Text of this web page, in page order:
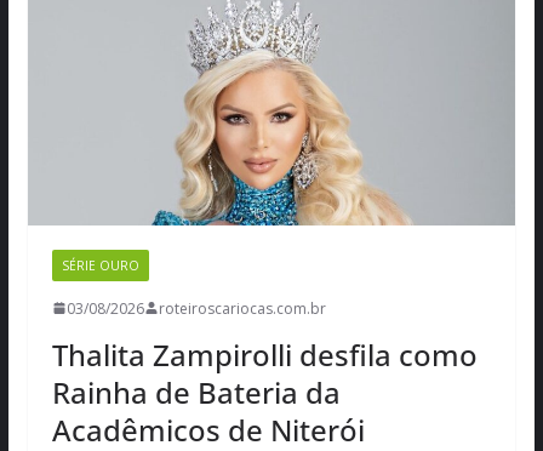
SÉRIE OURO
03/08/2026 roteiroscariocas.com.br
Thalita Zampirolli desfila como
Rainha de Bateria da
Acadêmicos de Niterói